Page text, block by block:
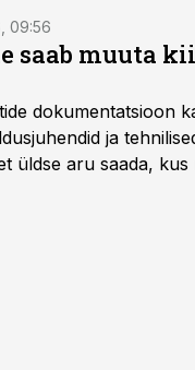
09:56
saab muuta
dokumentatsioon
ja
üldse aru saada,